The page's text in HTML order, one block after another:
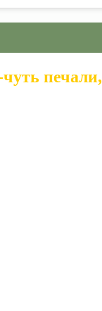
печали,